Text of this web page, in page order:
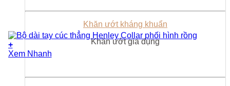
Khăn ướt kháng khuẩn
Khăn ướt gia dụng
+
Xem Nhanh